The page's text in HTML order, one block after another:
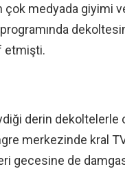
çok medyada giyimi
etmişti.
derin dekoltelerle
merkezinde kral
gecesine de